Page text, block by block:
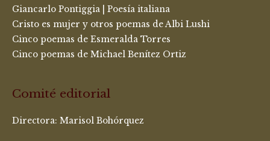
Giancarlo Pontiggia | Poesía italiana
Cristo es mujer y otros poemas de Albi Lushi
Cinco poemas de Esmeralda Torres
Cinco poemas de Michael Benítez Ortiz
Comité editorial
Directora: Marisol Bohórquez